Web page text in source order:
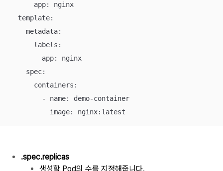
      app: nginx
  template:
    metadata:
      labels:
        app: nginx
    spec:
      containers:
        - name: demo-container
          image: nginx:latest
.spec.replicas
생성할 Pod의 수를 지정해줍니다.